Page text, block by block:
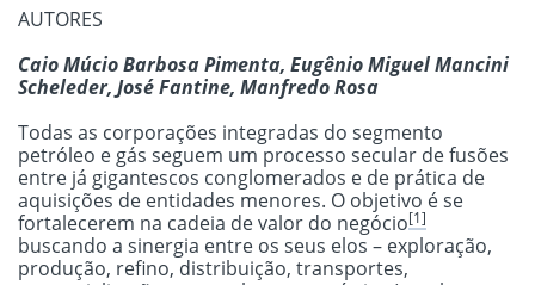
AUTORES
Caio Múcio Barbosa Pimenta, Eugênio Miguel Mancini
Scheleder, José Fantine, Manfredo Rosa
Todas as corporações integradas do segmento
petróleo e gás seguem um processo secular de fusões
entre já gigantescos conglomerados e de prática de
aquisições de entidades menores. O objetivo é se
fortalecerem na cadeia de valor do negócio[1]
buscando a sinergia entre os seus elos – exploração,
produção, refino, distribuição, transportes,